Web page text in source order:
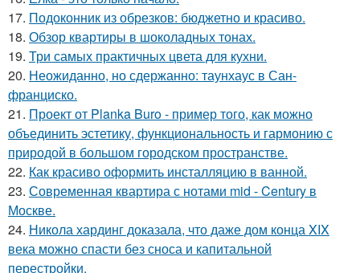
17. Подоконник из обрезков: бюджетно и красиво.
18. Обзор квартиры в шоколадных тонах.
19. Три самых практичных цвета для кухни.
20. Неожиданно, но сдержанно: таунхаус в Сан-
франциско.
21. Проект от Planka Buro - пример того, как можно
объединить эстетику, функциональность и гармонию с
природой в большом городском пространстве.
22. Как красиво оформить инсталляцию в ванной.
23. Современная квартира с нотами mid - Century в
Москве.
24. Никола хардинг доказала, что даже дом конца XIX
века можно спасти без сноса и капитальной
перестройки.